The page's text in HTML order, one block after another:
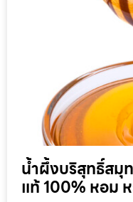
น้ำผึ้งบริสุทธิ์สมุ
แท้ 100% หอม